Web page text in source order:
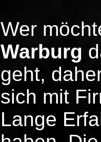
Wer
Warburg
geht,
sich mit
Lange